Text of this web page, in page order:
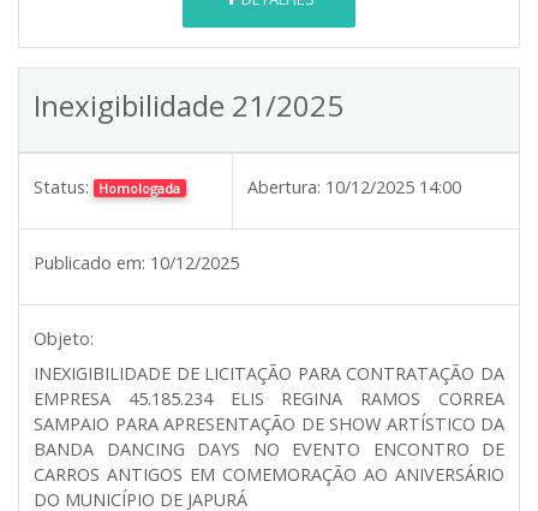
Inexigibilidade 21/2025
Status: Homologada Abertura: 10/12/2025 14:00
Publicado em: 10/12/2025
Objeto:
INEXIGIBILIDADE DE LICITAÇÃO PARA CONTRATAÇÃO DA
EMPRESA 45.185.234 ELIS REGINA RAMOS CORREA
SAMPAIO PARA APRESENTAÇÃO DE SHOW ARTÍSTICO DA
BANDA DANCING DAYS NO EVENTO ENCONTRO DE
CARROS ANTIGOS EM COMEMORAÇÃO AO ANIVERSÁRIO
DO MUNICÍPIO DE JAPURÁ